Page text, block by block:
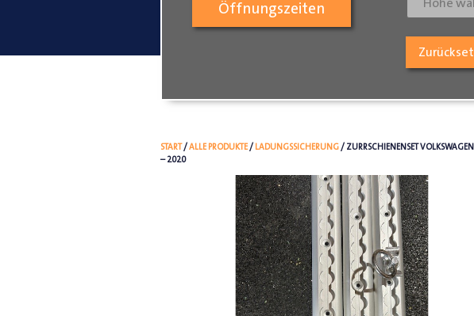
Öffnungszeiten
START/ALLE PRODUKTE/ LADUNGSSICHERUNG/ ZURRSCHIENENSET
– 2020